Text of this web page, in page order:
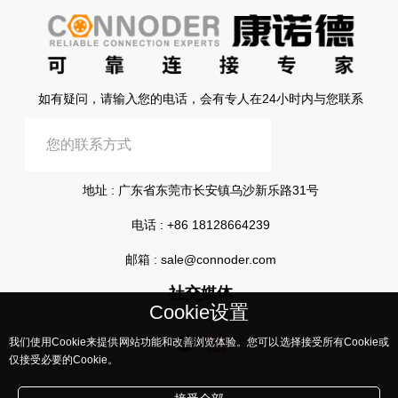
Cookie设置
我们使用Cookie来提供网站功能和改善浏览体验。您可以选择接受所有Cookie或
仅接受必要的Cookie。
如有疑问，请输入您的电话，会有专人在24小时内与您联系
地址 : 广东省东莞市长安镇乌沙新乐路31号
电话 : +86 18128664239
邮箱 : sale@connoder.com
社交媒体